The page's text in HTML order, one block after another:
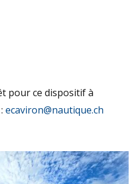
pour ce dispositif à
:ecaviron@nautique.ch